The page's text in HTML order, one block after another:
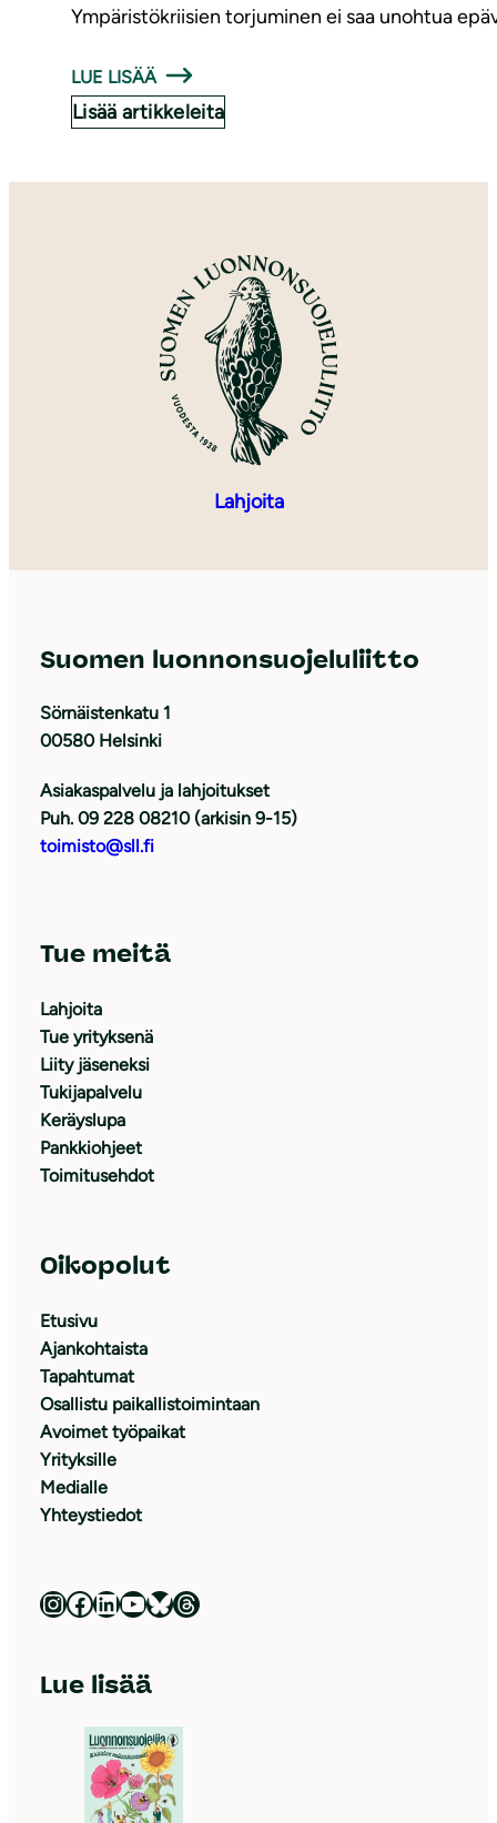
Ympäristökriisien torjuminen ei saa unohtua
LUE LISÄÄ
Lisää artikkeleita
Lahjoita
Suomen luonnonsuojeluliitto
Sörnäistenkatu 1
00580 Helsinki
Asiakaspalvelu ja lahjoitukset
Puh. 09 228 08210 (arkisin 9-15)
toimisto@sll.fi
Tue meitä
Lahjoita
Tue yrityksenä
Liity jäseneksi
Tukijapalvelu
Keräyslupa
Pankkiohjeet
Toimitusehdot
Oikopolut
Etusivu
Ajankohtaista
Tapahtumat
Osallistu paikallistoimintaan
Avoimet työpaikat
Yrityksille
Medialle
Yhteystiedot
Luonnonsuojeluliitto Instagramissa Luonnonsuojeluliitto Facebookissa Luonnonsuojeluliitto LinkedInissä Luonnonsuojeluliiton YouTube-kanava Luonnonsuojeluliitto Blueskyssa Luonnonsuojeluliitto Threadsissa
Lue lisää